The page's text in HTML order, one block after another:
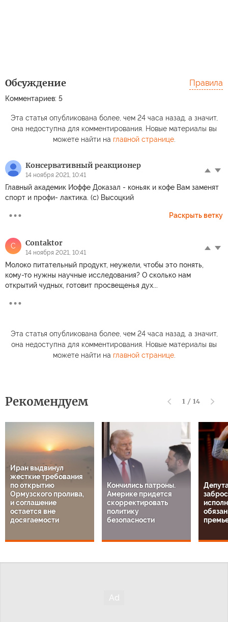
Обсуждение
Комментариев: 5
Правила
Эта статья опубликована более, чем 24 часа назад, а значит,
она недоступна для комментирования. Новые материалы вы
можете найти на главной странице.
Консервативный реакционер
14 ноября 2021, 10:41
Главный академик Иоффе Доказал - коньяк и кофе Вам заменят
спорт и профи- лактика. (с) Высоцкий
Раскрыть ветку
C Contaktor
14 ноября 2021, 10:41
Молоко питательный продукт, неужели, чтобы это понять,
кому-то нужны научные исследования? О сколько нам
открытий чудных, готовит просвещенья дух...
Эта статья опубликована более, чем 24 часа назад, а значит,
она недоступна для комментирования. Новые материалы вы
можете найти на главной странице.
Рекомендуем 1 / 14
Иран выдвинул
жесткие требования
по открытию
Ормузского пролива,
и соглашение
остается вне
досягаемости
Кончились патроны.
Америке придется
скорректировать
политику
безопасности